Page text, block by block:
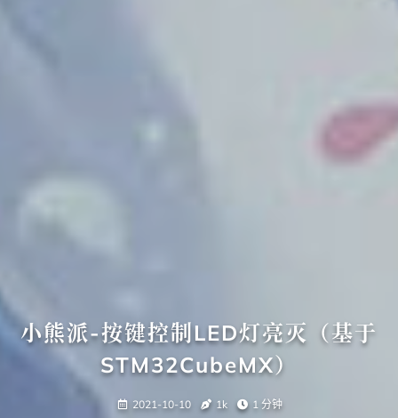
小熊派-按键控制LED灯亮灭（基于
STM32CubeMX）
2021-10-10 1k 1 分钟